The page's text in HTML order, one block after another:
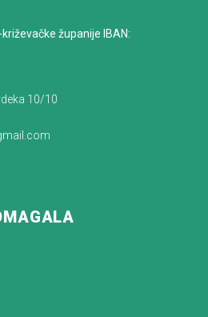
županije IBAN:
10/10